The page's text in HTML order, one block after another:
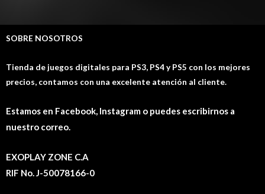
SOBRE NOSOTROS
Tienda de juegos digitales para PS3, PS4 y PS5 con los mejores
precios, contamos con una excelente atención al cliente.
Estamos en Facebook, Instagram o puedes escribirnos a
nuestro correo.
EXOPLAY ZONE C.A
RIF No. J-50078166-0